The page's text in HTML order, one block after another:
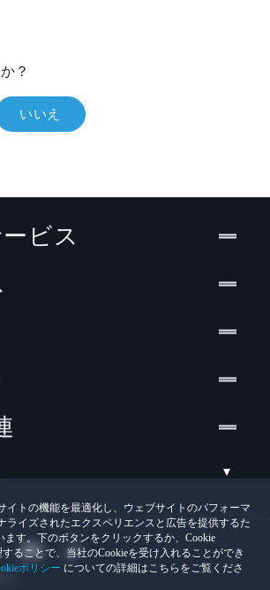
？
いいえ
イトの機能を最適化し、ウェブサイトのパフォーマ
ライズされたエクスペリエンスと広告を提供するた
ます。下のボタンをクリックするか、Cookie
することで、当社のCookieを受け入れることができ
ポリシー についての詳細はこちらをご覧くださ
ビス